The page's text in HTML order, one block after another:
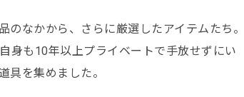
なかから、さらに厳選したアイテムたち。
身も10年以上プライベートで手放せずにい
具を集めました。